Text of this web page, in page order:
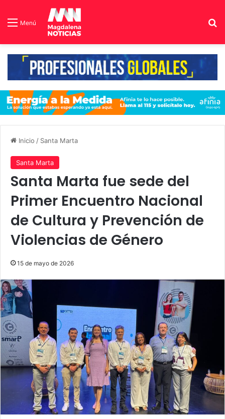
Menú
Inicio / Santa Marta
Santa Marta
Santa Marta fue sede del
Primer Encuentro Nacional
de Cultura y Prevención de
Violencias de Género
15 de mayo de 2026